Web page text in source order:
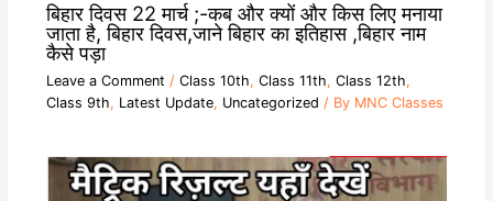
बिहार दिवस 22 मार्च ;-कब और क्यों और किस लिए मनाया
जाता है, बिहार दिवस,जाने बिहार का इतिहास ,बिहार नाम
कैसे पड़ा
Leave a Comment / Class 10th, Class 11th, Class 12th,
Class 9th, Latest Update, Uncategorized / By MNC Classes